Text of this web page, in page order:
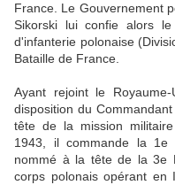
France. Le Gouvernement
Sikorski lui confie alors
d'infanterie polonaise
Bataille de France.
Ayant rejoint le
disposition du
tête de la mission
1943, il commande la 1e
nommé à la tête de la 3e
corps polonais opérant